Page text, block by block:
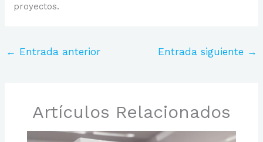
proyectos.
← Entrada anterior Entrada siguiente →
Artículos Relacionados